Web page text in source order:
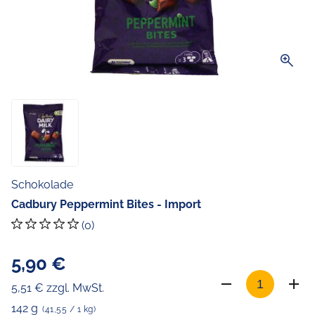
zoom_in
Schokolade
Cadbury Peppermint Bites - Import
(0)
5,90 €
5,51 € zzgl. MwSt.
142 g (41,55 / 1 kg)